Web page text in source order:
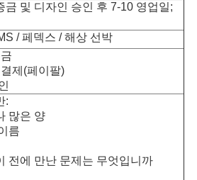
금 및 디자인 승인 후 7-10 영업일;
/ 페덱스 / 해상 선박
제(페이팔)
:
많은 양
름
전에 만난 문제는 무엇입니까